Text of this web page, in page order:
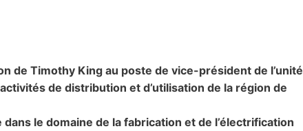
de Timothy King au poste de vice-président de l’unité
de distribution et d’utilisation de la région de
le domaine de la fabrication et de l’électrification